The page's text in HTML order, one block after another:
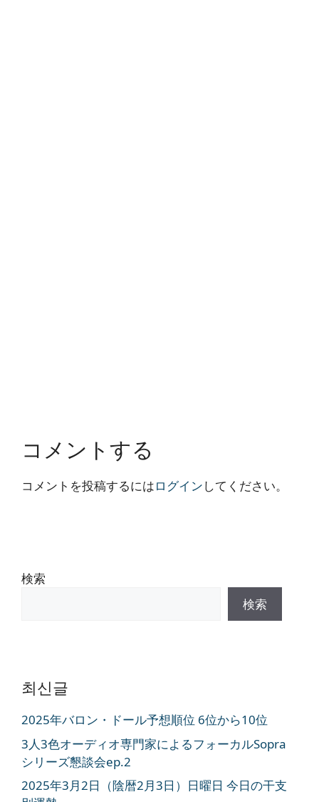
コメントする
コメントを投稿するにはログインしてください。
検索
検索
최신글
2025年バロン・ドール予想順位 6位から10位
3人3色オーディオ専門家によるフォーカルSopra
シリーズ懇談会ep.2
2025年3月2日（陰暦2月3日）日曜日 今日の干支